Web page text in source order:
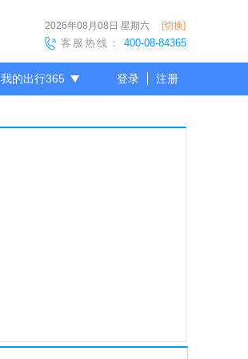
2026年08月08日 星期六 [切换]
客服热线： 400-08-84365
我的出行365 登录 注册